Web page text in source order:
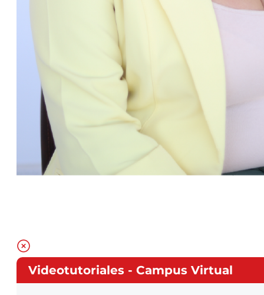
Videotutoriales - Campus Virtual